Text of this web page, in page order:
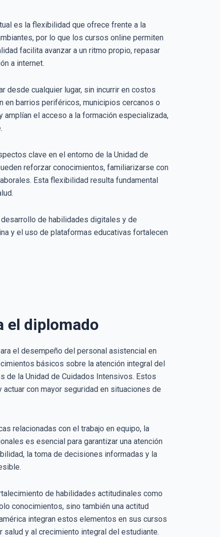
es la flexibilidad que ofrece frente a la
por lo que los cursos online permiten
facilita avanzar a un ritmo propio, repasar
a internet.
desde cualquier lugar, sin incurrir en costos
en barrios periféricos, municipios cercanos o
el acceso a la formación especializada,
clave en el entorno de la Unidad de
reforzar conocimientos, familiarizarse con
Esta flexibilidad resulta fundamental
de habilidades digitales y de
y el uso de plataformas educativas fortalecen
el diplomado
el desempeño del personal asistencial en
básicos sobre la atención integral del
la Unidad de Cuidados Intensivos. Estos
con mayor seguridad en situaciones de
relacionadas con el trabajo en equipo, la
es esencial para garantizar una atención
la toma de decisiones informadas y la
de habilidades actitudinales como
conocimientos, sino también una actitud
integran estos elementos en sus cursos
y al crecimiento integral del estudiante.